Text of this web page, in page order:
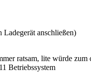
Ladegerät anschließen)
ratsam, lite würde zum
Betriebssystem